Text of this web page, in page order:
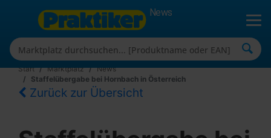
News
Start Marktplatz
News
Staffelübergabe bei Hornbach in Österreich
Zurück zur Übersicht